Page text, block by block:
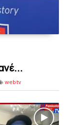
webtv